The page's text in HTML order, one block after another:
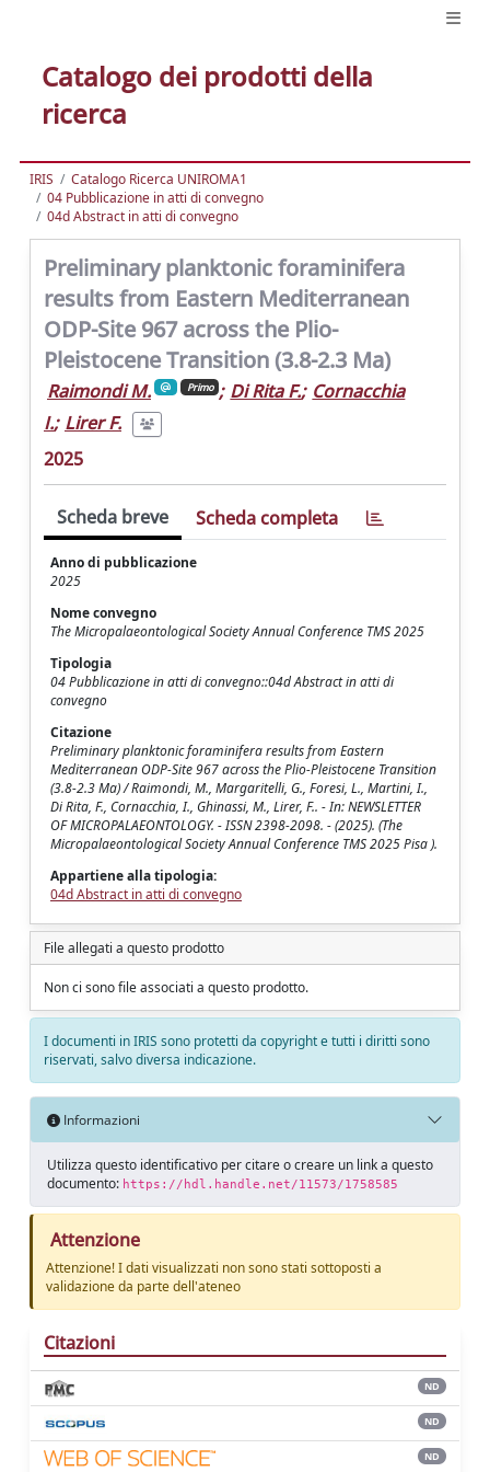
Catalogo dei prodotti della
ricerca
IRIS
Catalogo Ricerca UNIROMA1
04 Pubblicazione in atti di convegno
04d Abstract in atti di convegno
Preliminary planktonic foraminifera
results from Eastern Mediterranean
ODP-Site 967 across the Plio-
Pleistocene Transition (3.8-2.3 Ma)
Raimondi M. Primo ; Di Rita F.; Cornacchia
I.; Lirer F.
2025
Scheda breve Scheda completa
Anno di pubblicazione
2025
Nome convegno
The Micropalaeontological Society Annual Conference TMS 2025
Tipologia
04 Pubblicazione in atti di convegno::04d Abstract in atti di
convegno
Citazione
Preliminary planktonic foraminifera results from Eastern
Mediterranean ODP-Site 967 across the Plio-Pleistocene Transition
(3.8-2.3 Ma) / Raimondi, M., Margaritelli, G., Foresi, L., Martini, I.,
Di Rita, F., Cornacchia, I., Ghinassi, M., Lirer, F.. - In: NEWSLETTER
OF MICROPALAEONTOLOGY. - ISSN 2398-2098. - (2025). (The
Micropalaeontological Society Annual Conference TMS 2025 Pisa ).
Appartiene alla tipologia:
04d Abstract in atti di convegno
File allegati a questo prodotto
Non ci sono file associati a questo prodotto.
I documenti in IRIS sono protetti da copyright e tutti i diritti sono
riservati, salvo diversa indicazione.
Informazioni
Utilizza questo identificativo per citare o creare un link a questo
documento: https://hdl.handle.net/11573/1758585
Attenzione
Attenzione! I dati visualizzati non sono stati sottoposti a
validazione da parte dell'ateneo
Citazioni
ND
ND
ND